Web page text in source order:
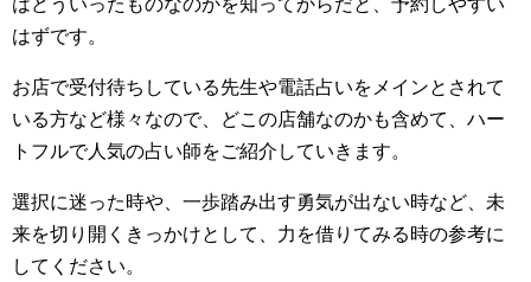
はずです。
お店で受付待ちしている先生や電話占いをメインとされて
いる方など様々なので、どこの店舗なのかも含めて、ハー
トフルで人気の占い師をご紹介していきます。
選択に迷った時や、一歩踏み出す勇気が出ない時など、未
来を切り開くきっかけとして、力を借りてみる時の参考に
してください。